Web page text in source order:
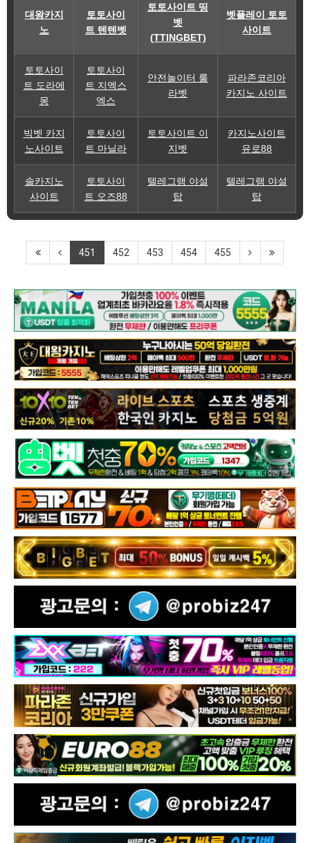
대왕카지
노
토토사이
트 텐텐벳
토토사이트 띵
벳
(TTINGBET)
벳플레이 토토
사이트
토토사이
트 도라에
몽
토토사이
트 지엑스
엑스
안전놀이터 룰
라벳
파라존코리아
카지노 사이트
빅벳 카지
노사이트
토토사이
트 마닐라
토토사이트 이
지벳
카지노사이트
유로88
솔카지노
사이트
토토사이
트 오즈88
텔레그램 야설
탑
텔레그램 야설
탑
451 452 453 454 455